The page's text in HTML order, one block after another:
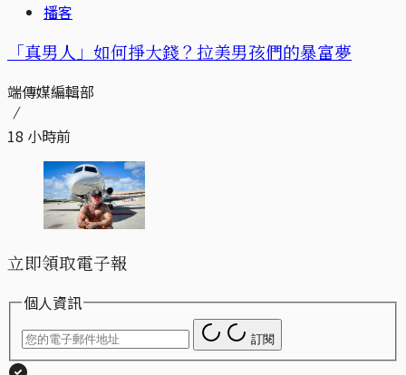
播客
「真男人」如何掙大錢？拉美男孩們的暴富夢
端傳媒編輯部
18 小時前
立即領取電子報
個人資訊
訂閱